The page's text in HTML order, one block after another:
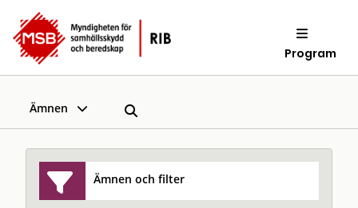
Program
Ämnen
Ämnen och filter